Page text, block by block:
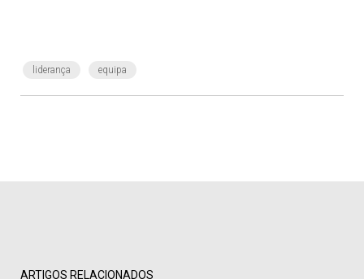
liderança equipa
ARTIGOS RELACIONADOS